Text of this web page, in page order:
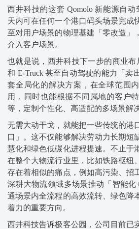
西井科技的这套 Qomolo 新能源自
天内可在任何一个港口码头场景完成
至对用户场景的物理基建「零改造」
介入客户场景。
也就是说，西井科技下一步的商业布
和 E-Truck 甚至自动驾驶的能力「卖
套全局化的解决方案，在全球范围
用，同时也能根据不同属地的客户
等，定制个性化、高适配的多场景解
无需大动干戈，就能把一些传统的港
口」。这不仅能够解决劳动力长期短
慧化和绿色低碳化进程提速。不止于
在整个大物流行业里，比如铁路枢纽
存在着相似的痛点，例如高污染、招
深耕大物流领域多场景推动「智能
通场景内全流程的高效流转、绿色降
着力的重要方向。
西井科技告诉极客公园，公司目前已